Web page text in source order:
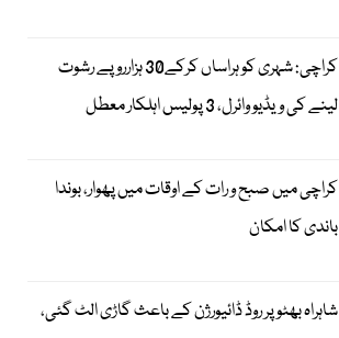
کراچی: شہری کو ہراساں کرکے30 ہزارروپے رشوت
لینے کی ویڈیو وائرل، 3 پولیس اہلکار معطل
کراچی میں صبح و رات کے اوقات میں پھوار، بوندا
باندی کا امکان
شاہراہ بھٹو پر روڈ ڈائیورژن کے باعث گاڑی الٹ گئی،